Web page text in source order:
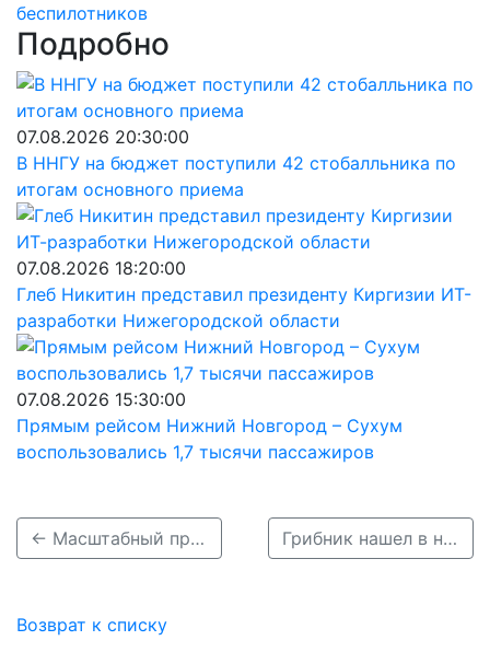
беспилотников
Подробно
07.08.2026 20:30:00
В ННГУ на бюджет поступили 42 стобалльника по
итогам основного приема
07.08.2026 18:20:00
Глеб Никитин представил президенту Киргизии ИТ-
разработки Нижегородской области
07.08.2026 15:30:00
Прямым рейсом Нижний Новгород – Сухум
воспользовались 1,7 тысячи пассажиров
← Масштабный проект застройки по КРТ стартовал в районе деревни Ольгино Грибник нашел в нижегородском лесу «ноябрьский урожай» →
Возврат к списку